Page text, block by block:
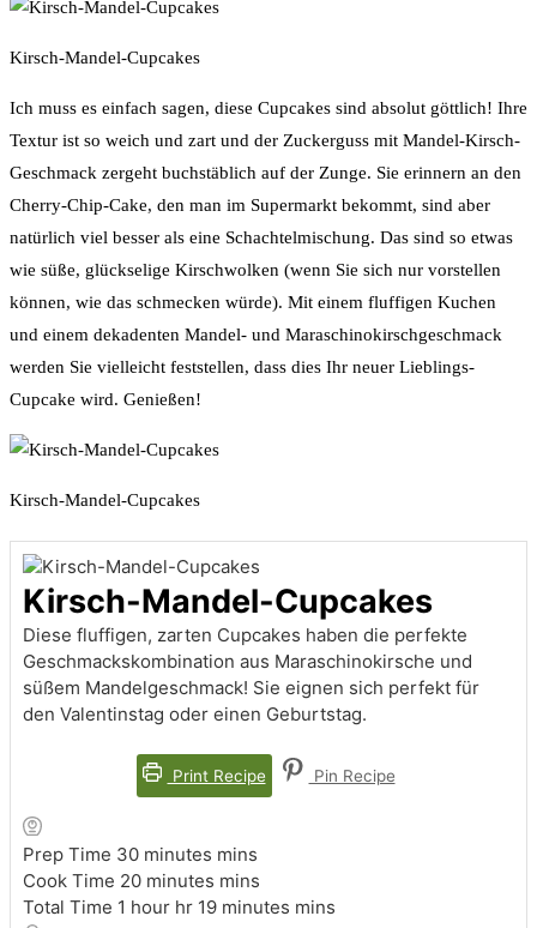
Kirsch-Mandel-Cupcakes
Ich muss es einfach sagen, diese Cupcakes sind absolut göttlich! Ihre
Textur ist so weich und zart und der Zuckerguss mit Mandel-Kirsch-
Geschmack zergeht buchstäblich auf der Zunge. Sie erinnern an den
Cherry-Chip-Cake, den man im Supermarkt bekommt, sind aber
natürlich viel besser als eine Schachtelmischung. Das sind so etwas
wie süße, glückselige Kirschwolken (wenn Sie sich nur vorstellen
können, wie das schmecken würde). Mit einem fluffigen Kuchen
und einem dekadenten Mandel- und Maraschinokirschgeschmack
werden Sie vielleicht feststellen, dass dies Ihr neuer Lieblings-
Cupcake wird. Genießen!
Kirsch-Mandel-Cupcakes
Kirsch-Mandel-Cupcakes
Diese fluffigen, zarten Cupcakes haben die perfekte
Geschmackskombination aus Maraschinokirsche und
süßem Mandelgeschmack! Sie eignen sich perfekt für
den Valentinstag oder einen Geburtstag.
Print Recipe Pin Recipe
Prep Time 30 minutes mins
Cook Time 20 minutes mins
Total Time 1 hour hr 19 minutes mins